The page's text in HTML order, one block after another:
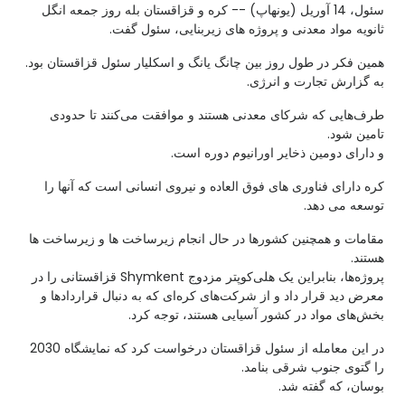
سئول، 14 آوریل (یونهاپ) -- کره و قزاقستان بله روز جمعه انگل
ثانویه مواد معدنی و پروژه های زیربنایی، سئول گفت.
همین فکر در طول روز بین چانگ یانگ و اسکلیار سئول قزاقستان بود.
به گزارش تجارت و انرژی.
طرف‌هایی که شرکای معدنی هستند و موافقت می‌کنند تا حدودی
تامین شود.
و دارای دومین ذخایر اورانیوم دوره است.
کره دارای فناوری های فوق العاده و نیروی انسانی است که آنها را
توسعه می دهد.
مقامات و همچنین کشورها در حال انجام زیرساخت ها و زیرساخت ها
هستند.
پروژه‌ها، بنابراین یک هلی‌کوپتر مزدوج Shymkent قزاقستانی را در
معرض دید قرار داد و از شرکت‌های کره‌ای که به دنبال قراردادها و
بخش‌های مواد در کشور آسیایی هستند، توجه کرد.
در این معامله از سئول قزاقستان درخواست کرد که نمایشگاه 2030
را گتوی جنوب شرقی بنامد.
بوسان، که گفته شد.